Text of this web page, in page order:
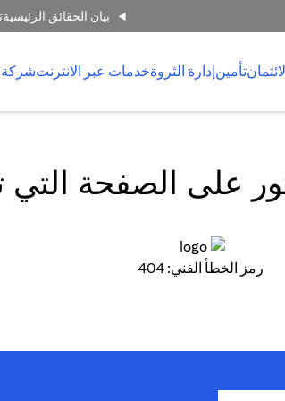
بيان الحقائق الرئيسية
تأمينإدارة الثروةخدمات عبر الانترنتشركة
على الصفحة
رمز الخطأ الفني: 404